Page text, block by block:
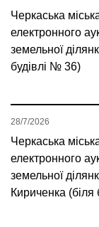
Черкаська
електронного
земельної
будівлі № 36)
Черкаська
електронного
земельної
Кириченка
28/7/2026